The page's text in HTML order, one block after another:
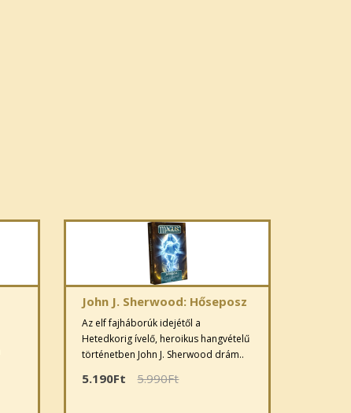
John J. Sherwood: Hőseposz
Az elf fajháborúk idejétől a
Hetedkorig ívelő, heroikus hangvételű
történetben John J. Sherwood drám..
5.190Ft 5.990Ft